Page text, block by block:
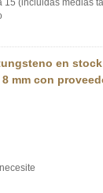
15 (incluidas medias
en
mm con